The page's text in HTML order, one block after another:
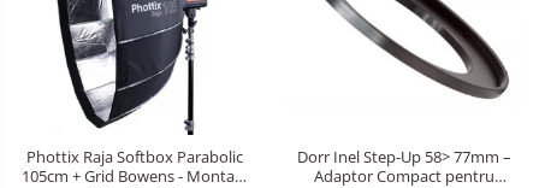
Phottix Raja Softbox Parabolic
105cm + Grid Bowens - Montare
Dorr Inel Step-Up 58> 77mm –
Adaptor Compact pentru